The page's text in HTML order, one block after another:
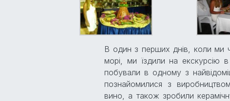
В один з перших днів, коли ми
морі, ми їздили на екскурсію
побували в одному з
познайомилися з
вино, а також зробили